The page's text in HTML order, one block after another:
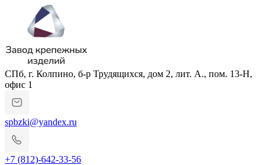
СПб, г. Колпино, б-р Трудящихся, дом 2, лит. А., пом. 13-Н,
офис 1
spbzki@yandex.ru
+7 (812)-642-33-56